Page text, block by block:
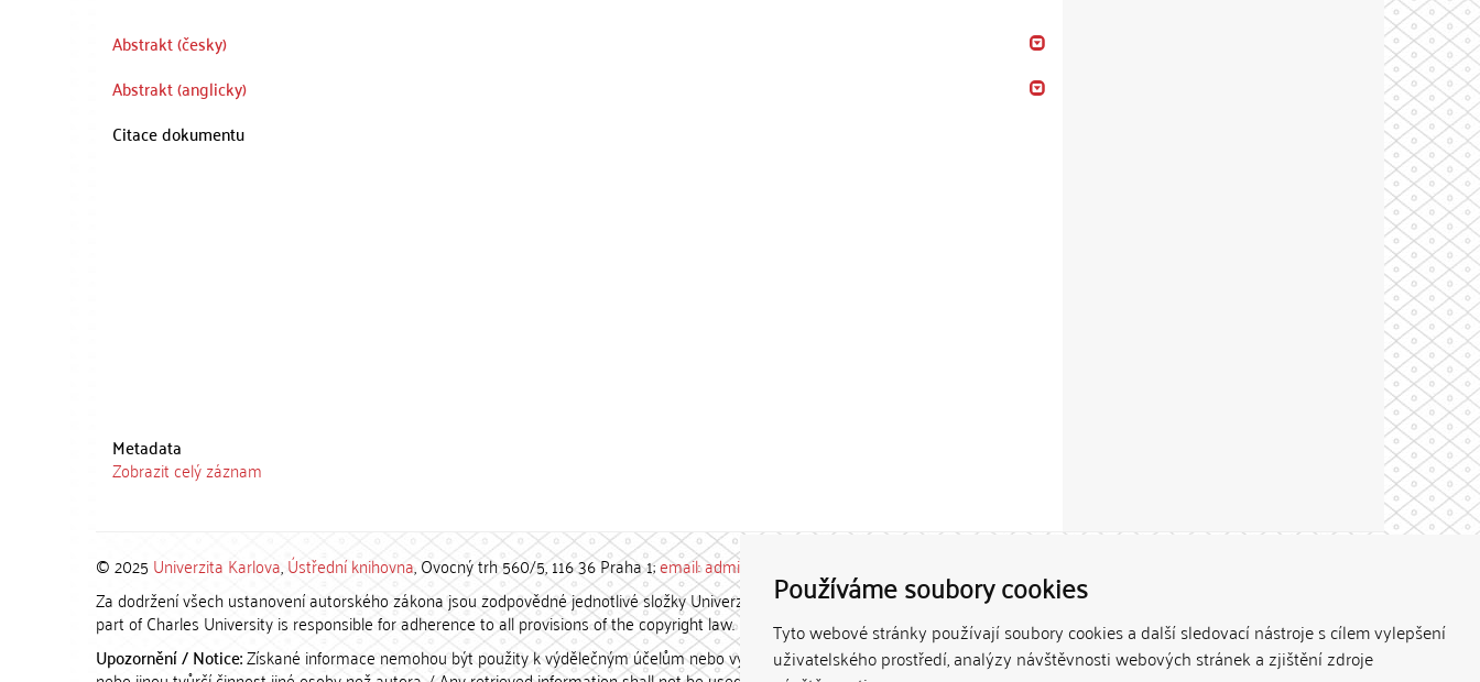
Používáme soubory cookies
Tyto webové stránky používají soubory cookies a další sledovací nástroje s cílem vylepšení
uživatelského prostředí, analýzy návštěvnosti webových stránek a zjištění zdroje
Abstrakt (česky)
Abstrakt (anglicky)
Citace dokumentu
Metadata
Zobrazit celý záznam
© 2025 Univerzita Karlova,Ústřední knihovna, Ovocný trh 560/5, 116 36 Praha 1;email: admin-repozitar [at] cuni.cz
Za dodržení všech ustanovení autorského zákona jsou zodpovědné jednotlivé složky Univerzity Karlovy. / Each constituent
part of Charles University is responsible for adherence to all provisions of the copyright law.
Upozornění / Notice:Získané informace nemohou být použity k výdělečným účelům nebo vydávány za studijní, vědeckou